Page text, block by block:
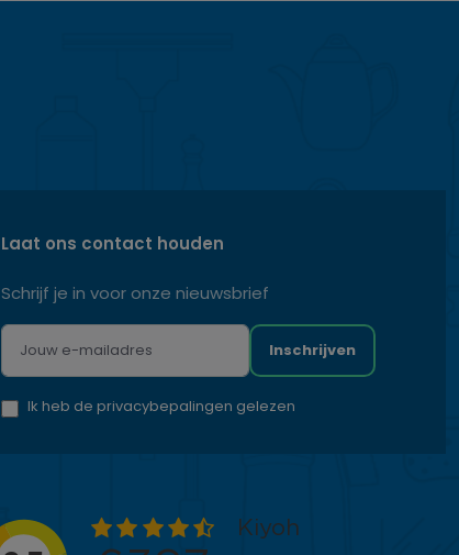
Laat ons contact houden
Schrijf je in voor onze nieuwsbrief
Inschrijven
Ik heb de privacybepalingen gelezen